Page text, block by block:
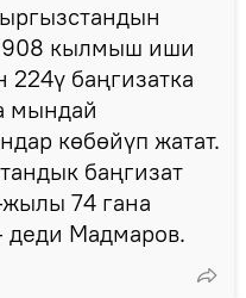
908 кылмыш иши
баңгизатка
мындай
көбөйүп жатат.
баңгизат
74 гана
деди Мадмаров.